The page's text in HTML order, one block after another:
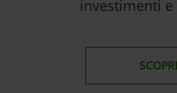
investimenti